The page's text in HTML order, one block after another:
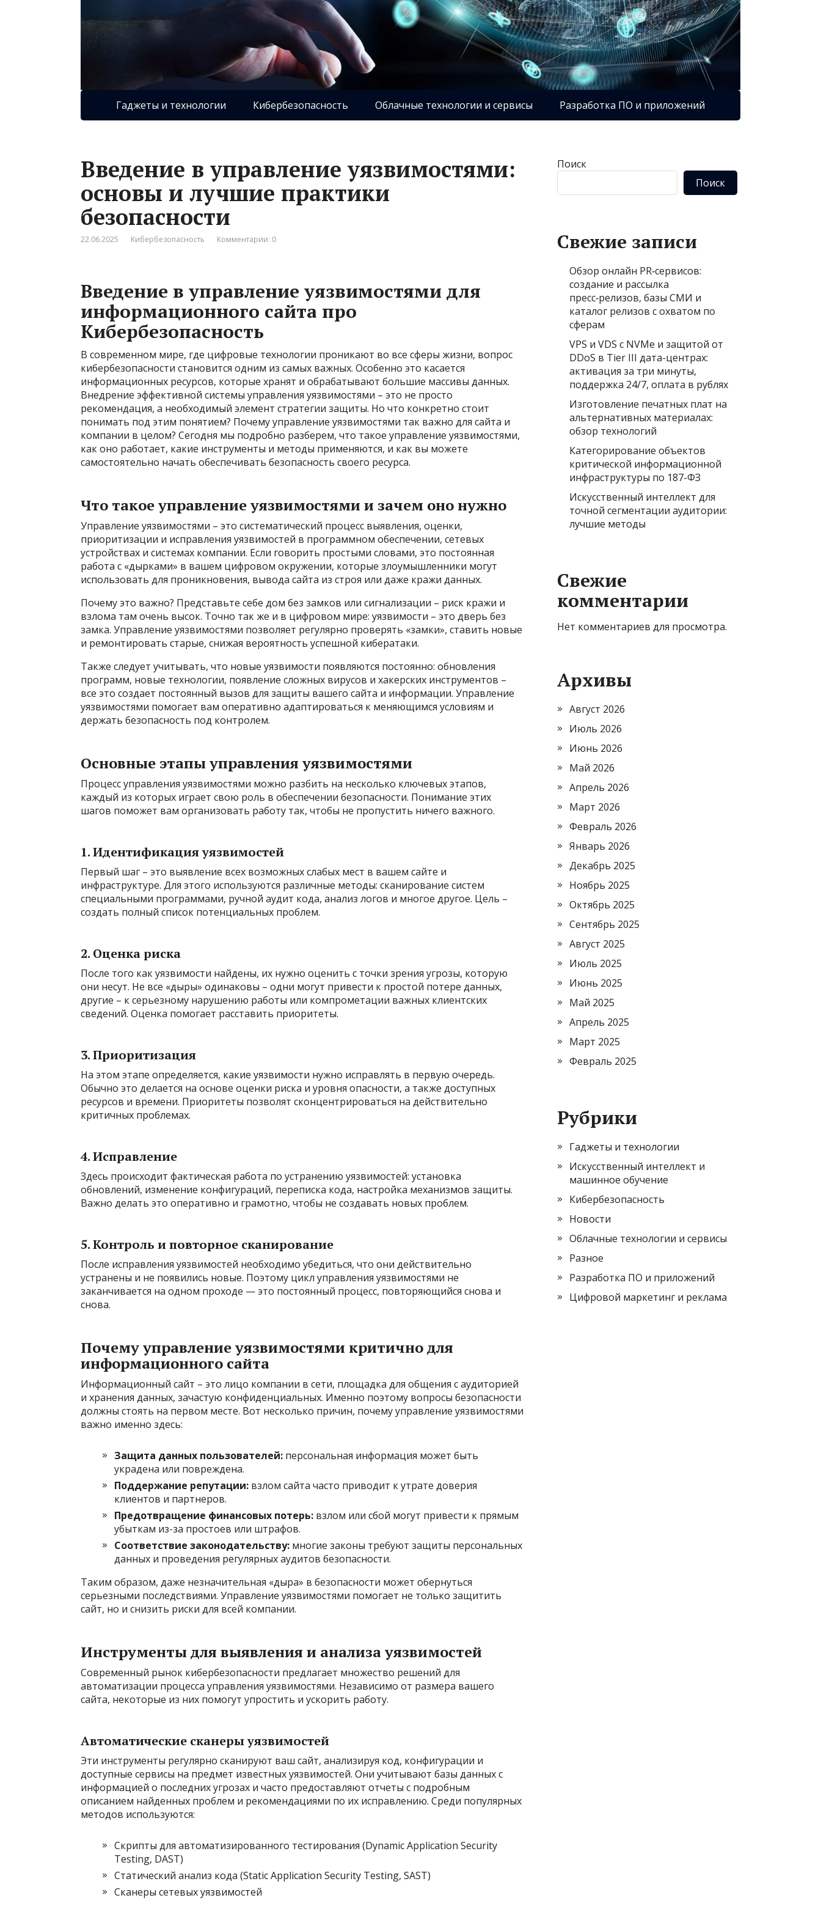
Гаджеты и технологии Кибербезопасность Облачные технологии и сервисы Разработка ПО и приложений
Введение в управление уязвимостями:
основы и лучшие практики
безопасности
22.06.2025 Кибербезопасность Комментарии: 0
Введение в управление уязвимостями для
информационного сайта про
Кибербезопасность
В современном мире, где цифровые технологии проникают во все сферы жизни, вопрос
кибербезопасности становится одним из самых важных. Особенно это касается
информационных ресурсов, которые хранят и обрабатывают большие массивы данных.
Внедрение эффективной системы управления уязвимостями – это не просто
рекомендация, а необходимый элемент стратегии защиты. Но что конкретно стоит
понимать под этим понятием? Почему управление уязвимостями так важно для сайта и
компании в целом? Сегодня мы подробно разберем, что такое управление уязвимостями,
как оно работает, какие инструменты и методы применяются, и как вы можете
самостоятельно начать обеспечивать безопасность своего ресурса.
Что такое управление уязвимостями и зачем оно нужно
Управление уязвимостями – это систематический процесс выявления, оценки,
приоритизации и исправления уязвимостей в программном обеспечении, сетевых
устройствах и системах компании. Если говорить простыми словами, это постоянная
работа с «дырками» в вашем цифровом окружении, которые злоумышленники могут
использовать для проникновения, вывода сайта из строя или даже кражи данных.
Почему это важно? Представьте себе дом без замков или сигнализации – риск кражи и
взлома там очень высок. Точно так же и в цифровом мире: уязвимости – это дверь без
замка. Управление уязвимостями позволяет регулярно проверять «замки», ставить новые
и ремонтировать старые, снижая вероятность успешной кибератаки.
Также следует учитывать, что новые уязвимости появляются постоянно: обновления
программ, новые технологии, появление сложных вирусов и хакерских инструментов –
все это создает постоянный вызов для защиты вашего сайта и информации. Управление
уязвимостями помогает вам оперативно адаптироваться к меняющимся условиям и
держать безопасность под контролем.
Основные этапы управления уязвимостями
Процесс управления уязвимостями можно разбить на несколько ключевых этапов,
каждый из которых играет свою роль в обеспечении безопасности. Понимание этих
шагов поможет вам организовать работу так, чтобы не пропустить ничего важного.
1. Идентификация уязвимостей
Первый шаг – это выявление всех возможных слабых мест в вашем сайте и
инфраструктуре. Для этого используются различные методы: сканирование систем
специальными программами, ручной аудит кода, анализ логов и многое другое. Цель –
создать полный список потенциальных проблем.
2. Оценка риска
После того как уязвимости найдены, их нужно оценить с точки зрения угрозы, которую
они несут. Не все «дыры» одинаковы – одни могут привести к простой потере данных,
другие – к серьезному нарушению работы или компрометации важных клиентских
сведений. Оценка помогает расставить приоритеты.
3. Приоритизация
На этом этапе определяется, какие уязвимости нужно исправлять в первую очередь.
Обычно это делается на основе оценки риска и уровня опасности, а также доступных
ресурсов и времени. Приоритеты позволят сконцентрироваться на действительно
критичных проблемах.
4. Исправление
Здесь происходит фактическая работа по устранению уязвимостей: установка
обновлений, изменение конфигураций, переписка кода, настройка механизмов защиты.
Важно делать это оперативно и грамотно, чтобы не создавать новых проблем.
5. Контроль и повторное сканирование
После исправления уязвимостей необходимо убедиться, что они действительно
устранены и не появились новые. Поэтому цикл управления уязвимостями не
заканчивается на одном проходе — это постоянный процесс, повторяющийся снова и
снова.
Почему управление уязвимостями критично для
информационного сайта
Информационный сайт – это лицо компании в сети, площадка для общения с аудиторией
и хранения данных, зачастую конфиденциальных. Именно поэтому вопросы безопасности
должны стоять на первом месте. Вот несколько причин, почему управление уязвимостями
важно именно здесь:
Защита данных пользователей: персональная информация может быть
украдена или повреждена.
Поддержание репутации: взлом сайта часто приводит к утрате доверия
клиентов и партнеров.
Предотвращение финансовых потерь: взлом или сбой могут привести к прямым
убыткам из-за простоев или штрафов.
Соответствие законодательству: многие законы требуют защиты персональных
данных и проведения регулярных аудитов безопасности.
Таким образом, даже незначительная «дыра» в безопасности может обернуться
серьезными последствиями. Управление уязвимостями помогает не только защитить
сайт, но и снизить риски для всей компании.
Инструменты для выявления и анализа уязвимостей
Современный рынок кибербезопасности предлагает множество решений для
автоматизации процесса управления уязвимостями. Независимо от размера вашего
сайта, некоторые из них помогут упростить и ускорить работу.
Автоматические сканеры уязвимостей
Эти инструменты регулярно сканируют ваш сайт, анализируя код, конфигурации и
доступные сервисы на предмет известных уязвимостей. Они учитывают базы данных с
информацией о последних угрозах и часто предоставляют отчеты с подробным
описанием найденных проблем и рекомендациями по их исправлению. Среди популярных
методов используются:
Скрипты для автоматизированного тестирования (Dynamic Application Security
Testing, DAST)
Статический анализ кода (Static Application Security Testing, SAST)
Сканеры сетевых уязвимостей
Поиск
Поиск
Свежие записи
Обзор онлайн PR‑сервисов:
создание и рассылка
пресс‑релизов, базы СМИ и
каталог релизов с охватом по
сферам
VPS и VDS с NVMe и защитой от
DDoS в Tier III дата-центрах:
активация за три минуты,
поддержка 24/7, оплата в рублях
Изготовление печатных плат на
альтернативных материалах:
обзор технологий
Категорирование объектов
критической информационной
инфраструктуры по 187-ФЗ
Искусственный интеллект для
точной сегментации аудитории:
лучшие методы
Свежие
комментарии
Нет комментариев для просмотра.
Архивы
Август 2026
Июль 2026
Июнь 2026
Май 2026
Апрель 2026
Март 2026
Февраль 2026
Январь 2026
Декабрь 2025
Ноябрь 2025
Октябрь 2025
Сентябрь 2025
Август 2025
Июль 2025
Июнь 2025
Май 2025
Апрель 2025
Март 2025
Февраль 2025
Рубрики
Гаджеты и технологии
Искусственный интеллект и
машинное обучение
Кибербезопасность
Новости
Облачные технологии и сервисы
Разное
Разработка ПО и приложений
Цифровой маркетинг и реклама